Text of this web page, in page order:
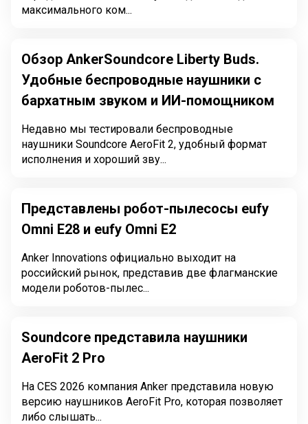
максимального ком...
Обзор AnkerSoundcore Liberty Buds.
Удобные беспроводные наушники с
бархатным звуком и ИИ-помощником
Недавно мы тестировали беспроводные
наушники Soundcore AeroFit 2, удобный формат
исполнения и хороший зву...
Представлены робот-пылесосы eufy
Omni E28 и eufy Omni E2
Anker Innovations официально выходит на
российский рынок, представив две флагманские
модели роботов-пылес...
Soundcore представила наушники
AeroFit 2 Pro
На CES 2026 компания Anker представила новую
версию наушников AeroFit Pro, которая позволяет
либо слышать...